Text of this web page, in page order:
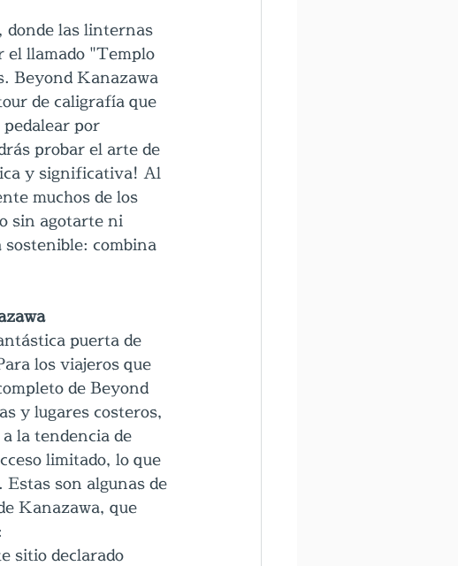
donde las linternas
el llamado "Templo
Beyond Kanazawa
de caligrafía que
por
probar el arte de
y significativa! Al
muchos de los
sin agotarte ni
combina
puerta de
los viajeros que
de Beyond
y lugares costeros,
la tendencia de
limitado, lo que
son algunas de
Kanazawa, que
sitio declarado